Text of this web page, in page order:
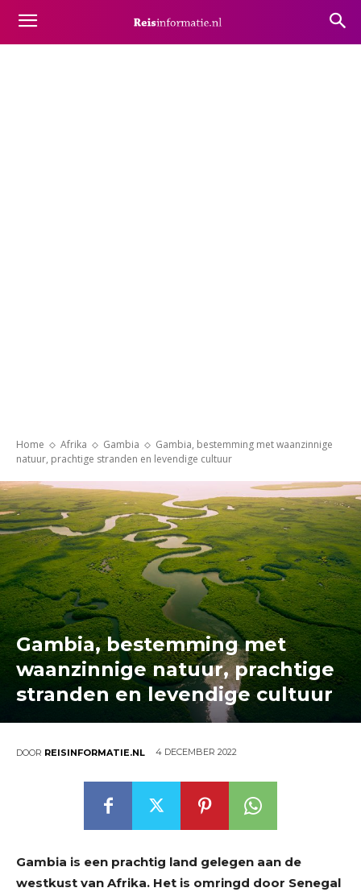
Home Afrika Gambia
Gambia, bestemming met waanzinnige
natuur, prachtige stranden en levendige cultuur
Gambia, bestemming met
waanzinnige natuur, prachtige
stranden en levendige cultuur
DOOR REISINFORMATIE.NL 4 DECEMBER 2022
Gambia is een prachtig land gelegen aan de
westkust van Afrika. Het is omringd door Senegal